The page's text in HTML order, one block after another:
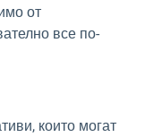
от
все по-
които могат